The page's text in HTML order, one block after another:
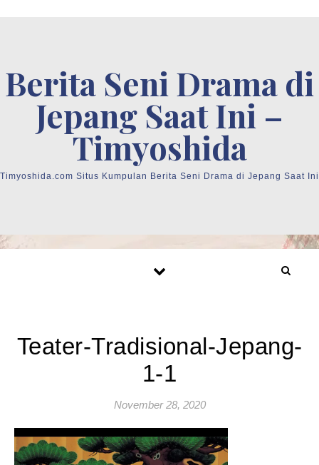
Berita Seni Drama di
Jepang Saat Ini –
Timyoshida
Timyoshida.com Situs Kumpulan Berita Seni Drama di Jepang Saat Ini
Teater-Tradisional-Jepang-
1-1
November 28, 2020